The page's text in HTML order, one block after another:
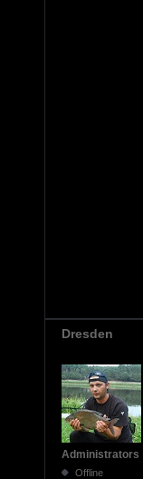
Dresden
Administrators
Offline